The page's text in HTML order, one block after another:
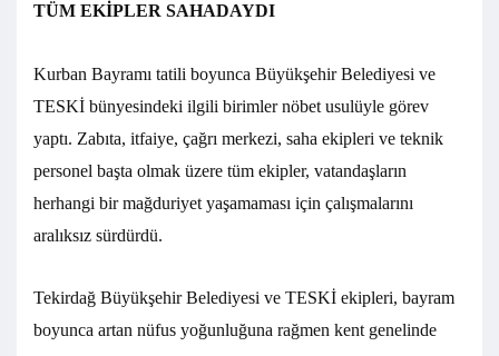
TÜM EKİPLER SAHADAYDI
Kurban Bayramı tatili boyunca Büyükşehir Belediyesi ve
TESKİ bünyesindeki ilgili birimler nöbet usulüyle görev
yaptı. Zabıta, itfaiye, çağrı merkezi, saha ekipleri ve teknik
personel başta olmak üzere tüm ekipler, vatandaşların
herhangi bir mağduriyet yaşamaması için çalışmalarını
aralıksız sürdürdü.
Tekirdağ Büyükşehir Belediyesi ve TESKİ ekipleri, bayram
boyunca artan nüfus yoğunluğuna rağmen kent genelinde